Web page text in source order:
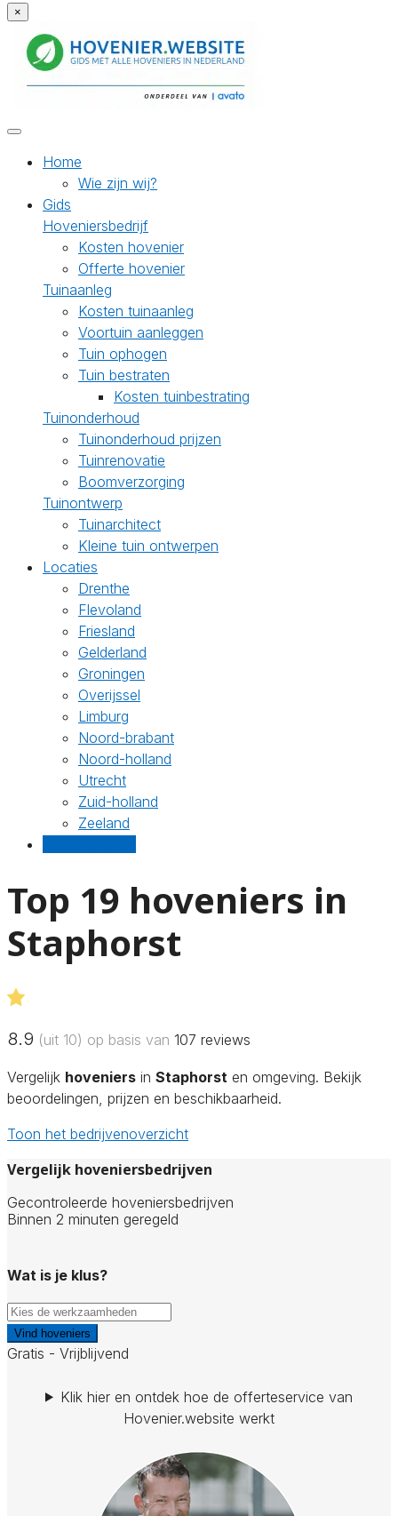
×
Home
Wie zijn wij?
Gids
Hoveniersbedrijf
Kosten hovenier
Offerte hovenier
Tuinaanleg
Kosten tuinaanleg
Voortuin aanleggen
Tuin ophogen
Tuin bestraten
Kosten tuinbestrating
Tuinonderhoud
Tuinonderhoud prijzen
Tuinrenovatie
Boomverzorging
Tuinontwerp
Tuinarchitect
Kleine tuin ontwerpen
Locaties
Drenthe
Flevoland
Friesland
Gelderland
Groningen
Overijssel
Limburg
Noord-brabant
Noord-holland
Utrecht
Zuid-holland
Zeeland
Top 19 hoveniers in
Staphorst
8.9 (uit 10) op basis van 107 reviews
Vergelijk hoveniers in Staphorst en omgeving. Bekijk
beoordelingen, prijzen en beschikbaarheid.
Toon het bedrijvenoverzicht
Vergelijk hoveniersbedrijven
Gecontroleerde hoveniersbedrijven
Binnen 2 minuten geregeld
Wat is je klus?
Vind hoveniers
Gratis - Vrijblijvend
Klik hier en ontdek hoe de offerteservice van
Hovenier.website werkt